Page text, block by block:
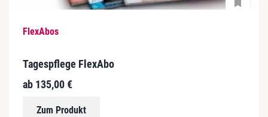
FlexAbos
Tagespflege FlexAbo
ab 135,00€
Zum Produkt